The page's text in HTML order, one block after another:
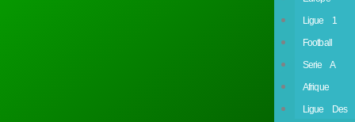
Ligue 1
Football
Serie A
Afrique
Ligue Des